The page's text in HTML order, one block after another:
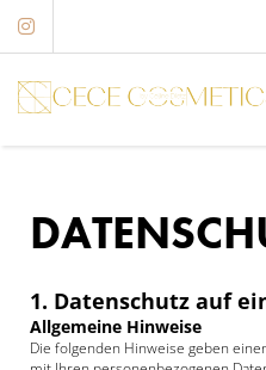
1. Datenschutz auf
Allgemeine Hinweise
Die folgenden Hinweise geben